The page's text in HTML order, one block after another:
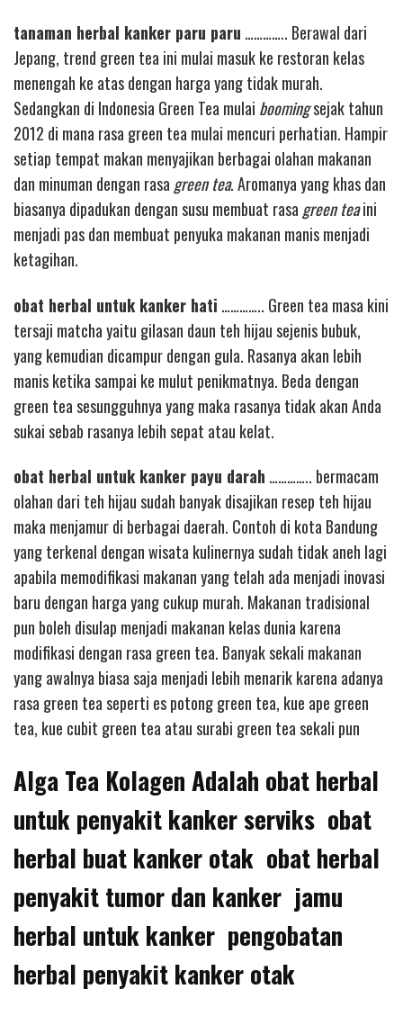
tanaman herbal kanker paru paru ………….. Berawal dari
Jepang, trend green tea ini mulai masuk ke restoran kelas
menengah ke atas dengan harga yang tidak murah.
Sedangkan di Indonesia Green Tea mulai boomingsejak tahun
2012 di mana rasa green tea mulai mencuri perhatian. Hampir
setiap tempat makan menyajikan berbagai olahan makanan
dan minuman dengan rasa green tea. Aromanya yang khas dan
biasanya dipadukan dengan susu membuat rasa green teaini
menjadi pas dan membuat penyuka makanan manis menjadi
ketagihan.
obat herbal untuk kanker hati ………….. Green tea masa kini
tersaji matcha yaitu gilasan daun teh hijau sejenis bubuk,
yang kemudian dicampur dengan gula. Rasanya akan lebih
manis ketika sampai ke mulut penikmatnya. Beda dengan
green tea sesungguhnya yang maka rasanya tidak akan Anda
sukai sebab rasanya lebih sepat atau kelat.
obat herbal untuk kanker payu darah ………….. bermacam
olahan dari teh hijau sudah banyak disajikan resep teh hijau
maka menjamur di berbagai daerah. Contoh di kota Bandung
yang terkenal dengan wisata kulinernya sudah tidak aneh lagi
apabila memodifikasi makanan yang telah ada menjadi inovasi
baru dengan harga yang cukup murah. Makanan tradisional
pun boleh disulap menjadi makanan kelas dunia karena
modifikasi dengan rasa green tea. Banyak sekali makanan
yang awalnya biasa saja menjadi lebih menarik karena adanya
rasa green tea seperti es potong green tea, kue ape green
tea, kue cubit green tea atau surabi green tea sekali pun
Alga Tea Kolagen Adalah obat herbal
untuk penyakit kanker serviks obat
herbal buat kanker otak obat herbal
penyakit tumor dan kanker jamu
herbal untuk kanker pengobatan
herbal penyakit kanker otak